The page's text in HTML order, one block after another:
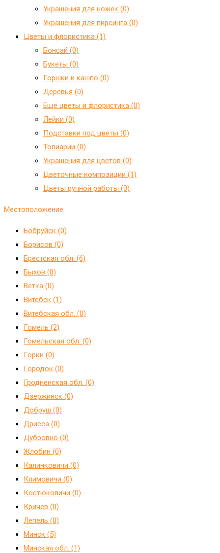
Украшения для ножек (0)
Украшения для пирсинга (0)
Цветы и флористика (1)
Бонсай (0)
Букеты (0)
Горшки и кашпо (0)
Деревья (0)
Ещё цветы и флористика (0)
Лейки (0)
Подставки под цветы (0)
Топиарии (0)
Украшения для цветов (0)
Цветочные композиции (1)
Цветы ручной работы (0)
Местоположение
Бобруйск (0)
Борисов (0)
Брестская обл. (6)
Быхов (0)
Ветка (0)
Витебск (1)
Витебская обл. (0)
Гомель (2)
Гомельская обл. (0)
Горки (0)
Городок (0)
Гродненская обл. (0)
Дзержинск (0)
Добруш (0)
Дрисса (0)
Дубровно (0)
Жлобин (0)
Калинковичи (0)
Климовичи (0)
Костюковичи (0)
Кричев (0)
Лепель (0)
Минск (5)
Минская обл. (1)